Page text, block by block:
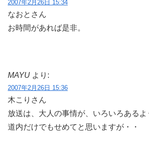
2007年2月26日 15:34
なおとさん
お時間があれば是非。
MAYU より:
2007年2月26日 15:36
木こりさん
放送は、大人の事情が、いろいろあるよ
道内だけでもせめてと思いますが・・